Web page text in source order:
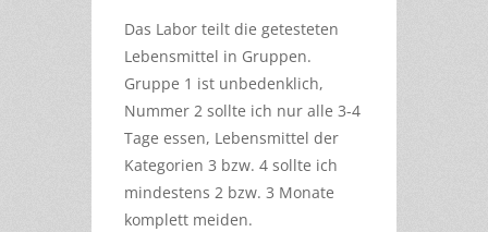
Das Labor teilt die getesteten
Lebensmittel in Gruppen.
Gruppe 1 ist unbedenklich,
Nummer 2 sollte ich nur alle 3-4
Tage essen, Lebensmittel der
Kategorien 3 bzw. 4 sollte ich
mindestens 2 bzw. 3 Monate
komplett meiden.